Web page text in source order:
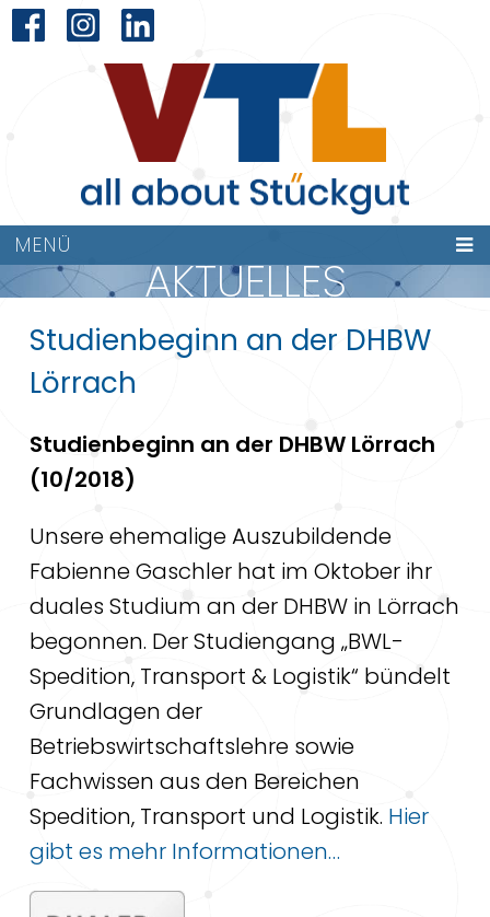
MENÜ
AKTUELLES
Studienbeginn an der DHBW
Lörrach
Studienbeginn an der DHBW Lörrach
(10/2018)
Unsere ehemalige Auszubildende
Fabienne Gaschler hat im Oktober ihr
duales Studium an der DHBW in Lörrach
begonnen. Der Studiengang „BWL-
Spedition, Transport & Logistik“ bündelt
Grundlagen der
Betriebswirtschaftslehre sowie
Fachwissen aus den Bereichen
Spedition, Transport und Logistik. Hier
gibt es mehr Informationen…